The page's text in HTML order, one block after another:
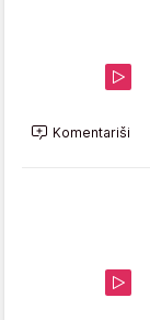
Komentariši